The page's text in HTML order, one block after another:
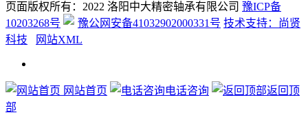
页面版权所有：2022 洛阳中大精密轴承有限公司 豫ICP备
10203268号
豫公网安备41032902000331号 技术支持：尚贤
科技
网站XML
网站首页 电话咨询
返回顶
部